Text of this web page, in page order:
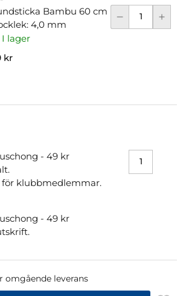
Bambu 60 cm
4,0 mm
I lager
kr
- 49 kr
för klubbmedlemmar.
- 49 kr
omgående leverans